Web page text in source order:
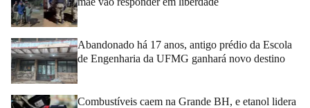
Abandonado há 17 anos, antigo prédio da Escola
de Engenharia da UFMG ganhará novo destino
Combustíveis caem na Grande BH, e etanol lidera